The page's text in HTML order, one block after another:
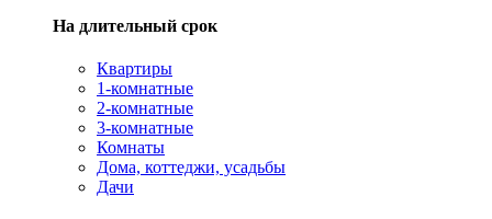
На длительный срок
Квартиры
1-комнатные
2-комнатные
3-комнатные
Комнаты
Дома, коттеджи, усадьбы
Дачи